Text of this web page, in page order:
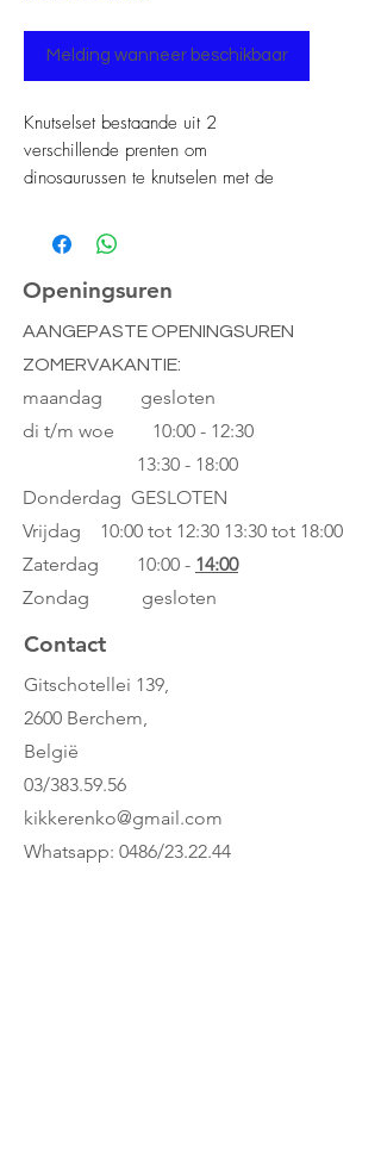
Melding wanneer beschikbaar
Knutselset bestaande uit 2
verschillende prenten om
dinosaurussen te knutselen met de
knutselkaarten zijn genummerd zodat
je het juiste foam stickertje op het
juiste vakje kan kleven.
Openingsuren
AANGEPASTE OPENINGSUREN
ZOMERVAKANTIE:
maandag gesloten
di t/m woe 10:00 - 12:30
13:30 - 18:00
Donderdag GESLOTEN
Vrijdag 10:00 tot 12:30 13:30 tot 18:00
Zaterdag 10:00 - 14:00
Zondag gesloten
Contact
Gitschotellei 139,
2600 Berchem,
België
03/383.59.56
kikkerenko@gmail.com
Whatsapp: 0486/23.22.44